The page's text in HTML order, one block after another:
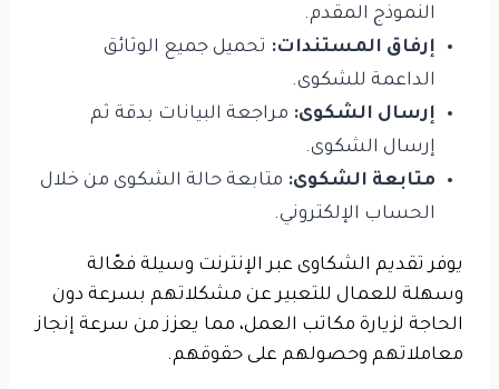
النموذج المقدم.
إرفاق المستندات: تحميل جميع الوثائق
الداعمة للشكوى.
إرسال الشكوى: مراجعة البيانات بدقة ثم
إرسال الشكوى.
متابعة الشكوى: متابعة حالة الشكوى من خلال
الحساب الإلكتروني.
يوفر تقديم الشكاوى عبر الإنترنت وسيلة فعّالة
وسهلة للعمال للتعبير عن مشكلاتهم بسرعة دون
الحاجة لزيارة مكاتب العمل، مما يعزز من سرعة إنجاز
معاملاتهم وحصولهم على حقوقهم.